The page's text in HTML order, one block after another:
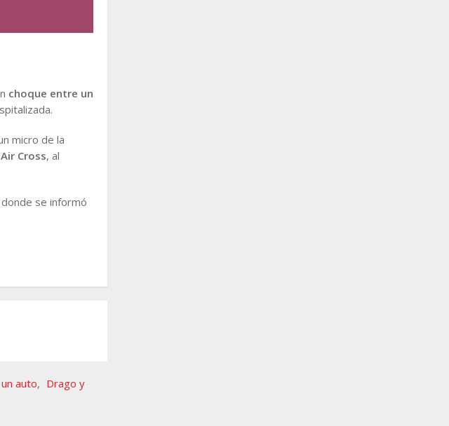
choque entre un
micro de la
Cross, al
se informó
auto, Drago y